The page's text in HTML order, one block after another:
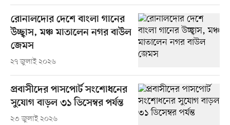
রোনালদোর দেশে বাংলা গানের
উচ্ছ্বাস, মঞ্চ মাতালেন নগর বাউল
জেমস
২৭ জুলাই ২০২৬
প্রবাসীদের পাসপোর্ট সংশোধনের
সুযোগ বাড়ল ৩১ ডিসেম্বর পর্যন্ত
২৩ জুলাই ২০২৬